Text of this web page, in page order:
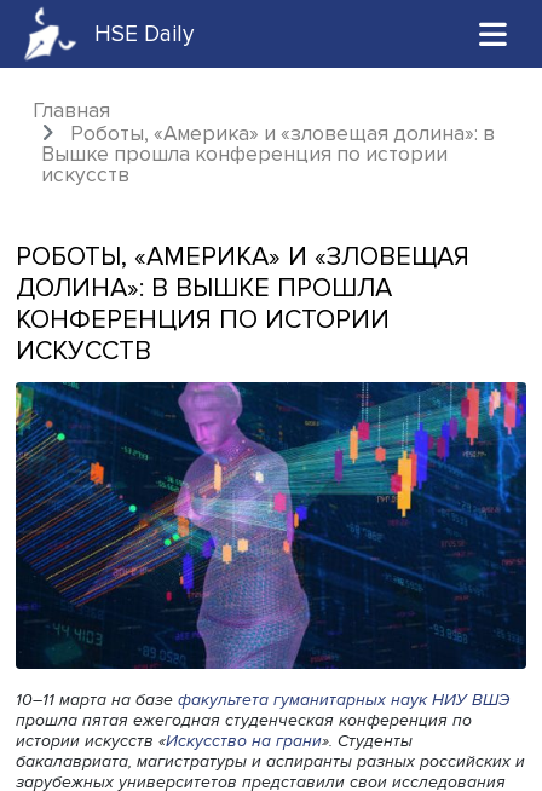
HSE Daily
Главная
Роботы, «Америка» и «зловещая
Вышке прошла конференция по истории
РОБОТЫ, «АМЕРИКА» И «ЗЛОВЕЩАЯ
ДОЛИНА»: В ВЫШКЕ ПРОШЛА
КОНФЕРЕНЦИЯ ПО ИСТОРИИ
ИСКУССТВ